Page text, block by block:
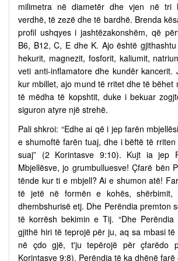
milimetra në diametër dhe vjen në tri
verdhë, të zezë dhe të bardhë. Brenda
profil ushqyes i jashtëzakonshëm, që
B6, B12, C, E dhe K. Ajo është
hekurit, magnezit, fosforit, kaliumit,
veti anti-inflamatore dhe kundër kancerit.
kur mbillet, ajo mund të rritet dhe të bëhet
të mëdha të kopshtit, duke i bekuar
siguron atyre një strehë.
Pali shkroi: “Edhe ai që i jep farën
e shumoftë farën tuaj, dhe i bëftë të
suaj” (2 Korintasve 9:10). Kujt ia jep
Mbjellësve, jo grumbulluesve! Çfarë bën
tënde kur ti e mbjell? Ai e shumon atë!
të jetë në formën e kohës, shërbimit,
dhembshurisë etj. Dhe Perëndia premton
të korrësh bekimin e Tij. “Dhe
gjithë hiri të teprojë për ju, aq sa mbasi
në çdo gjë, t'ju tepërojë për çfarëdo
Korintasve 9:8). Perëndia të ka dhënë